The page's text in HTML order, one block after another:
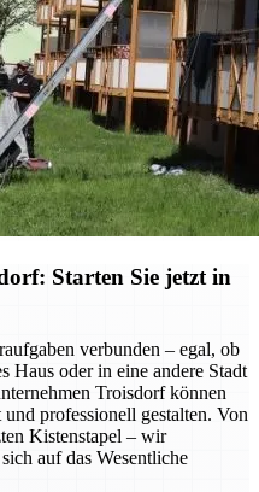
Starten Sie jetzt in
verbunden – egal, ob
Haus oder in eine andere Stadt
Troisdorf können
und professionell gestalten. Von
Kistenstapel – wir
auf das Wesentliche